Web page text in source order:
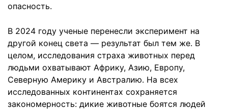
опасность.
В 2024 году ученые перенесли эксперимент на
другой конец света — результат был тем же. В
целом, исследования страха животных перед
людьми охватывают Африку, Азию, Европу,
Северную Америку и Австралию. На всех
исследованных континентах сохраняется
закономерность: дикие животные боятся людей